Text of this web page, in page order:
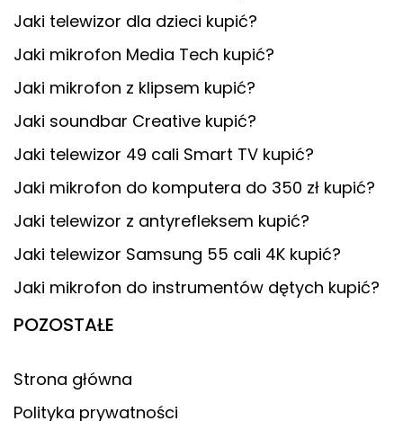
Jaki telewizor dla dzieci kupić?
Jaki mikrofon Media Tech kupić?
Jaki mikrofon z klipsem kupić?
Jaki soundbar Creative kupić?
Jaki telewizor 49 cali Smart TV kupić?
Jaki mikrofon do komputera do 350 zł kupić?
Jaki telewizor z antyrefleksem kupić?
Jaki telewizor Samsung 55 cali 4K kupić?
Jaki mikrofon do instrumentów dętych kupić?
POZOSTAŁE
Strona główna
Polityka prywatności